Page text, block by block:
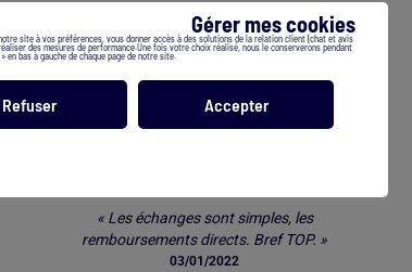
Gérer mes cookies
site à vos préférences, vous donner accès à des solutions de la relation client (chat et avis
des mesures de performance.Une fois votre choix réalisé, nous le conserverons pendant
en bas à gauche de chaque page de notre site.
Refuser Accepter
de nos services *
« Les échanges sont simples, les
remboursements directs. Bref TOP. »
03/01/2022